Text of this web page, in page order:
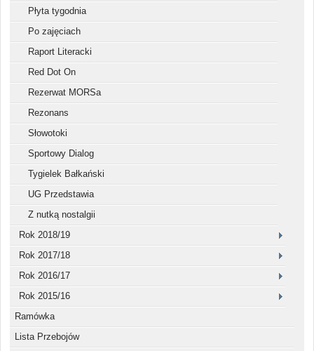
Płyta tygodnia
Po zajęciach
Raport Literacki
Red Dot On
Rezerwat MORSa
Rezonans
Słowotoki
Sportowy Dialog
Tygielek Bałkański
UG Przedstawia
Z nutką nostalgii
Rok 2018/19
Rok 2017/18
Rok 2016/17
Rok 2015/16
Ramówka
Lista Przebojów